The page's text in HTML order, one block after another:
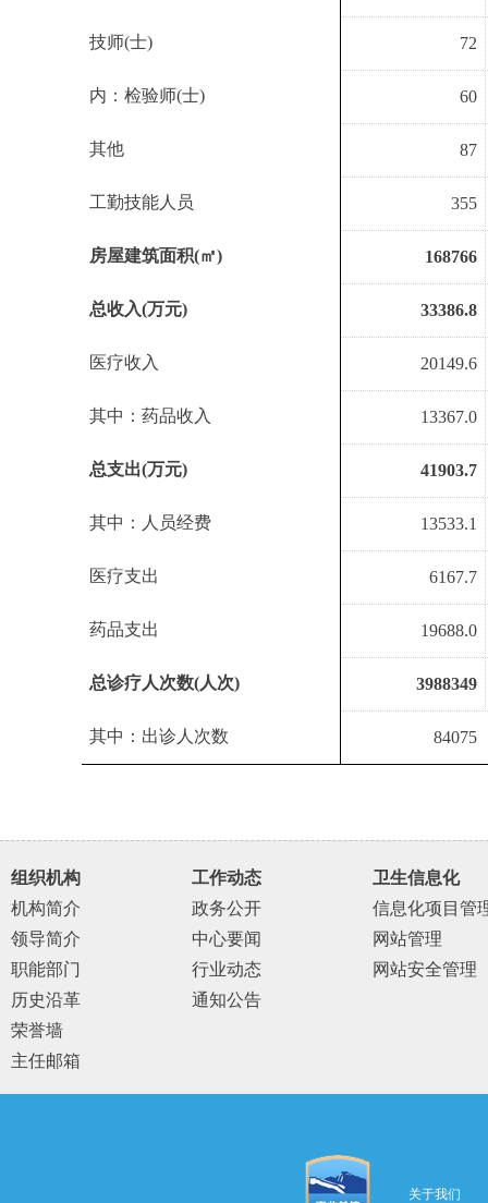
技师(士) 72
内：检验师(士) 60
其他 87
工勤技能人员 355
房屋建筑面积(㎡) 168766
总收入(万元) 33386.8
医疗收入 20149.6
其中：药品收入 13367.0
总支出(万元) 41903.7
其中：人员经费 13533.1
医疗支出 6167.7
药品支出 19688.0
总诊疗人次数(人次) 3988349
其中：出诊人次数 84075
组织机构
机构简介
领导简介
职能部门
历史沿革
荣誉墙
主任邮箱
工作动态
政务公开
中心要闻
行业动态
通知公告
卫生信息化
信息化项目管
网站管理
网站安全管理
关于我们